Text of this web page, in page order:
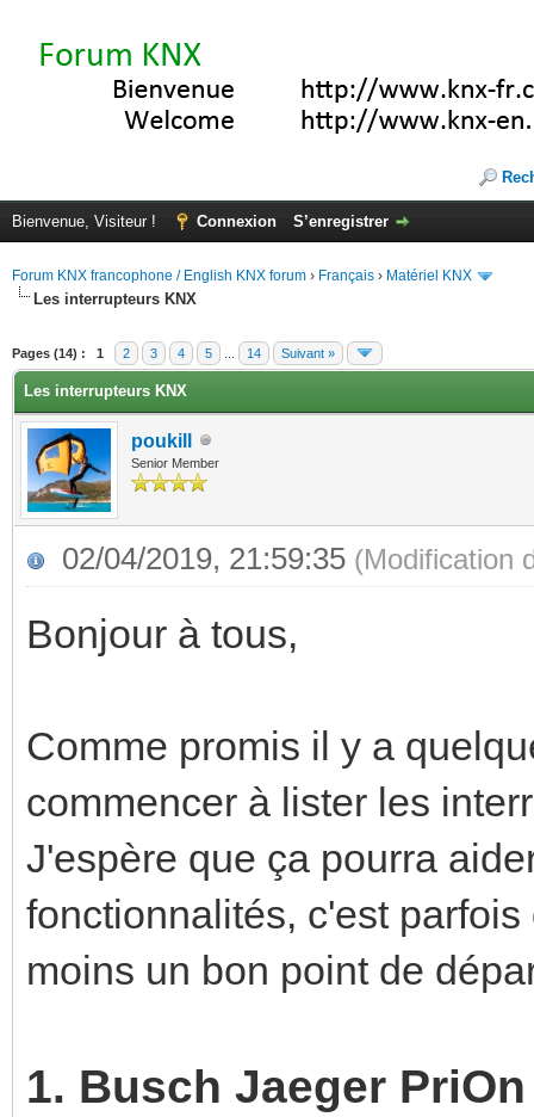
Bienvenue, Visiteur ! Connexion S’enregistrer
Forum KNX francophone / English KNX forum › Français › Matériel KNX
Les interrupteurs KNX
Pages (14) : 1 2 3 4 5 14 Suivant »
Les interrupteurs KNX
poukill
Senior Member
02/04/2019, 21:59:35 (Modification
Bonjour à tous,
Comme promis il y a
commencer à lister les
J'espère que ça pourra
fonctionnalités, c'est
moins un bon point de
1. Busch Jaeger PriOn